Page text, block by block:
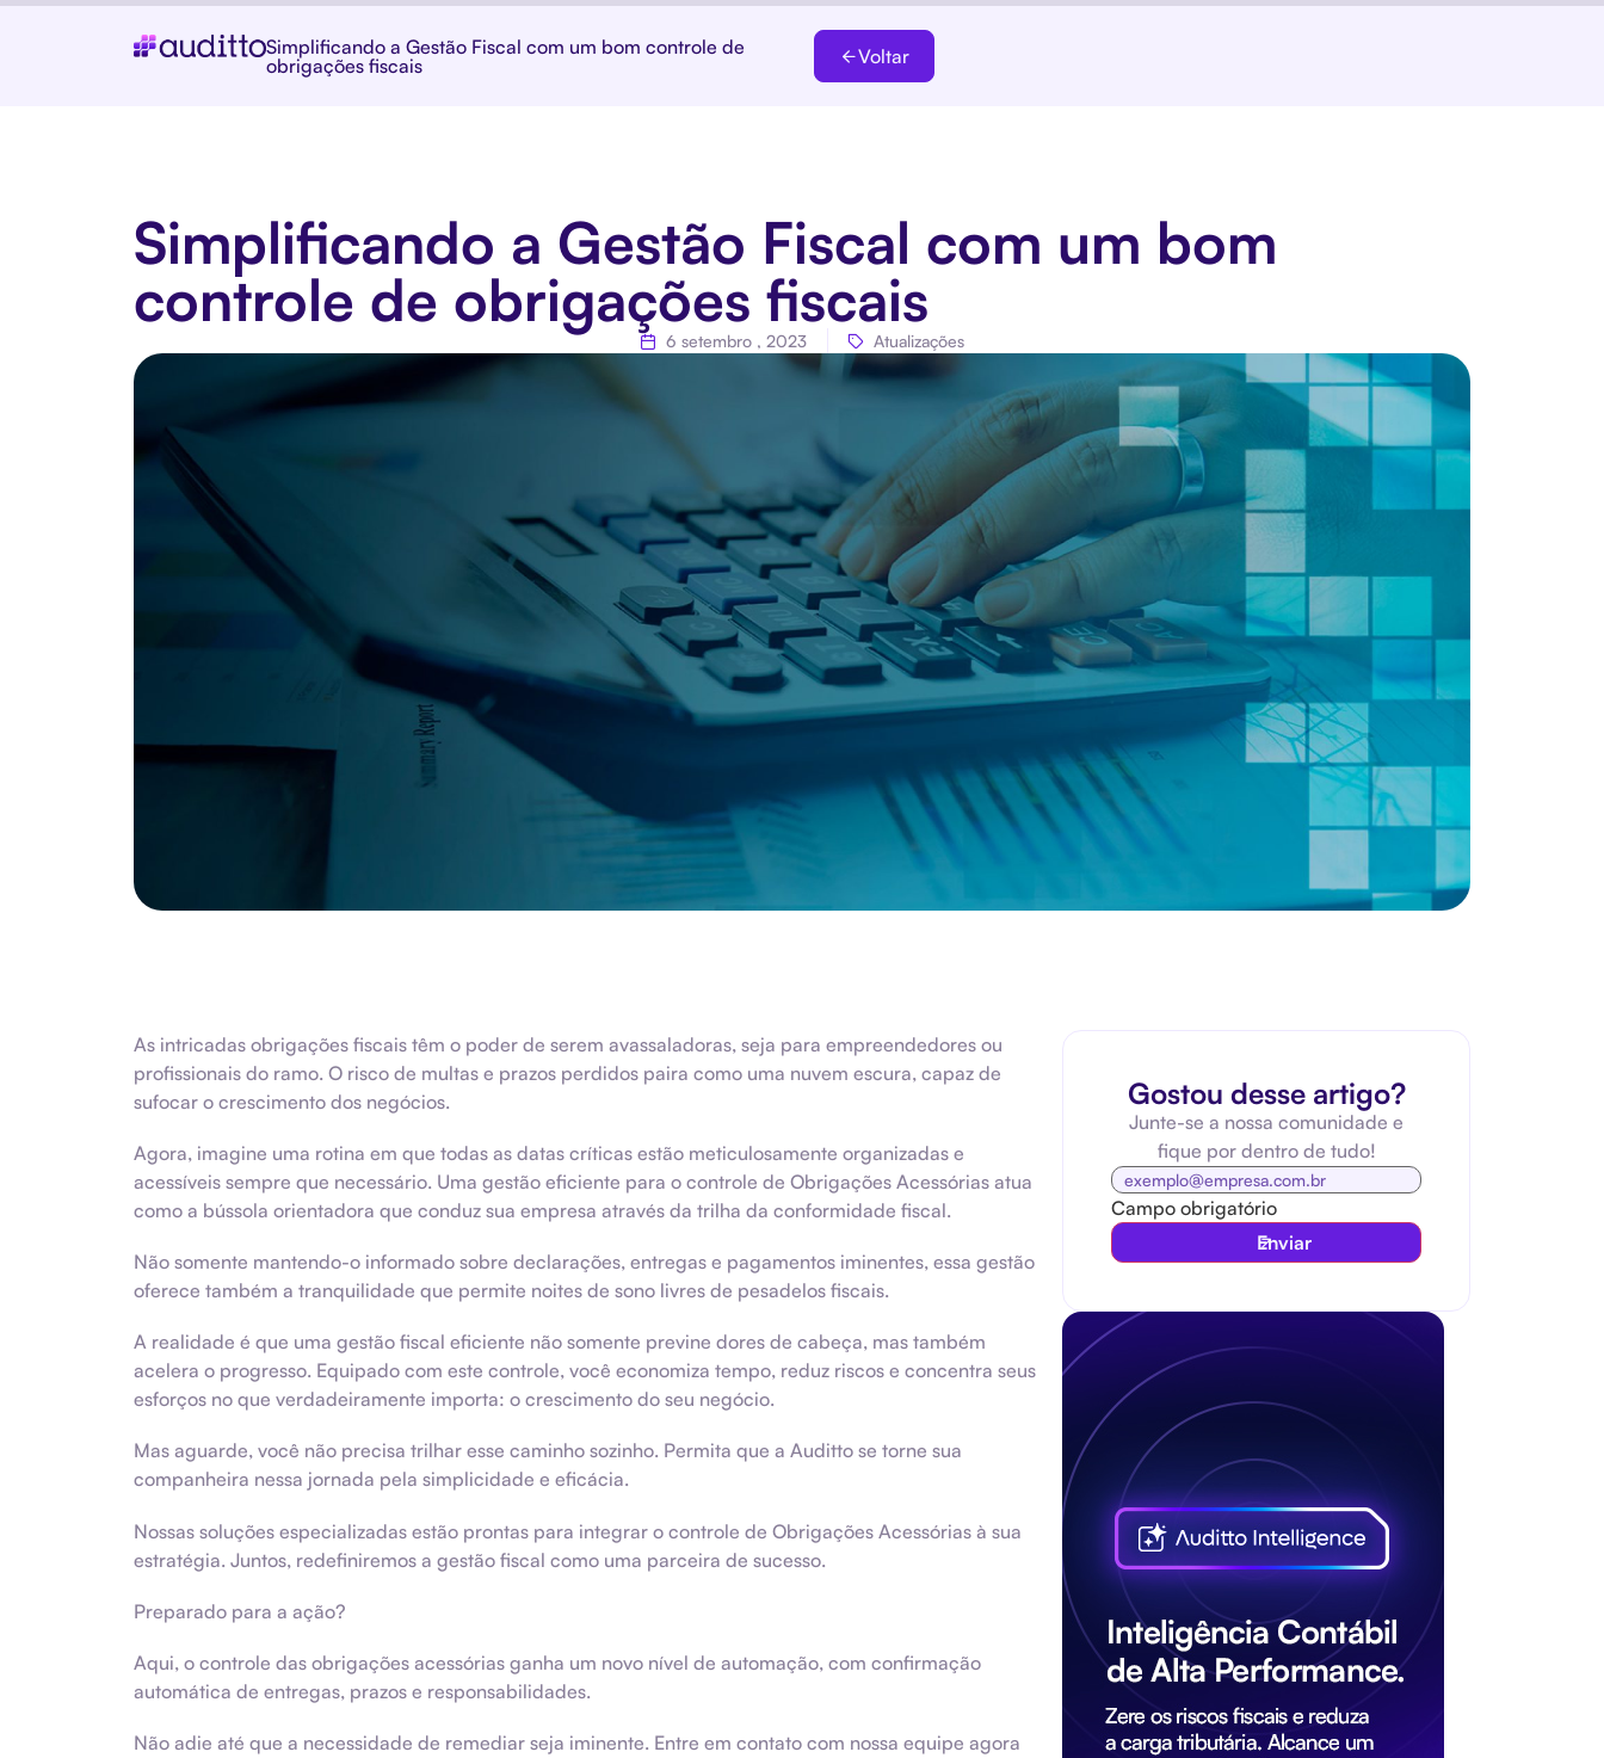
Simplificando a Gestão Fiscal com um bom controle de
obrigações fiscais
Voltar
Simplificando a Gestão Fiscal com um bom
controle de obrigações fiscais
6 setembro , 2023 Atualizações
As intricadas obrigações fiscais têm o poder de serem avassaladoras, seja para empreendedores ou
profissionais do ramo. O risco de multas e prazos perdidos paira como uma nuvem escura, capaz de
sufocar o crescimento dos negócios.
Agora, imagine uma rotina em que todas as datas críticas estão meticulosamente organizadas e
acessíveis sempre que necessário. Uma gestão eficiente para o controle de Obrigações Acessórias atua
como a bússola orientadora que conduz sua empresa através da trilha da conformidade fiscal.
Não somente mantendo-o informado sobre declarações, entregas e pagamentos iminentes, essa gestão
oferece também a tranquilidade que permite noites de sono livres de pesadelos fiscais.
A realidade é que uma gestão fiscal eficiente não somente previne dores de cabeça, mas também
acelera o progresso. Equipado com este controle, você economiza tempo, reduz riscos e concentra seus
esforços no que verdadeiramente importa: o crescimento do seu negócio.
Mas aguarde, você não precisa trilhar esse caminho sozinho. Permita que a Auditto se torne sua
companheira nessa jornada pela simplicidade e eficácia.
Nossas soluções especializadas estão prontas para integrar o controle de Obrigações Acessórias à sua
estratégia. Juntos, redefiniremos a gestão fiscal como uma parceira de sucesso.
Preparado para a ação?
Aqui, o controle das obrigações acessórias ganha um novo nível de automação, com confirmação
automática de entregas, prazos e responsabilidades.
Não adie até que a necessidade de remediar seja iminente. Entre em contato com nossa equipe agora
Gostou desse artigo?
Junte-se a nossa comunidade e
fique por dentro de tudo!
Campo obrigatório
Enviar